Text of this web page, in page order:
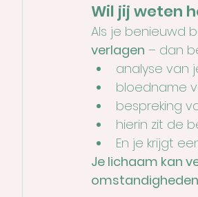
Wil jij weten
Als je benieuwd
verlagen – dan
analyse van
bloedname
bespreking
hierin zit de
En je krijgt
Je lichaam kan